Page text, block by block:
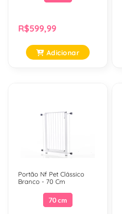
R$599,99
Adicionar
Portão Nf Pet Clássico
Branco - 70 Cm
70 cm